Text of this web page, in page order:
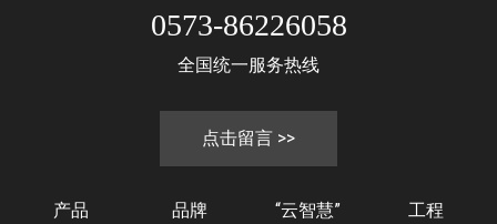
0573-86226058
全国统一服务热线
点击留言 >>
产品 品牌 “云智慧” 工程